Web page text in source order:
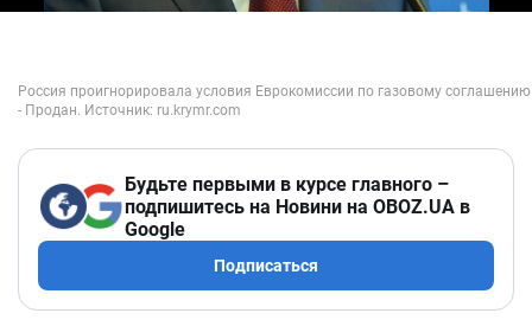
Будьте первыми в курсе главного –
подпишитесь на Новини на OBOZ.UA в
Google
Подписаться